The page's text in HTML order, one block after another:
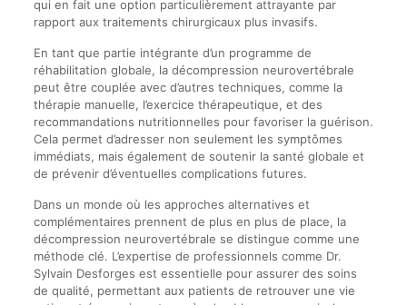
qui en fait une option particulièrement attrayante par
rapport aux traitements chirurgicaux plus invasifs.
En tant que partie intégrante d’un programme de
réhabilitation globale, la décompression neurovertébrale
peut être couplée avec d’autres techniques, comme la
thérapie manuelle, l’exercice thérapeutique, et des
recommandations nutritionnelles pour favoriser la guérison.
Cela permet d’adresser non seulement les symptômes
immédiats, mais également de soutenir la santé globale et
de prévenir d’éventuelles complications futures.
Dans un monde où les approches alternatives et
complémentaires prennent de plus en plus de place, la
décompression neurovertébrale se distingue comme une
méthode clé. L’expertise de professionnels comme Dr.
Sylvain Desforges est essentielle pour assurer des soins
de qualité, permettant aux patients de retrouver une vie